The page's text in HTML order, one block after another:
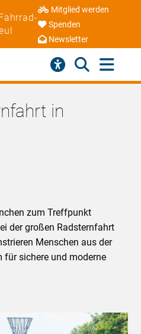
Mitglied werden
Spenden
Newsletter
in
zum Treffpunkt
der großen Radsternfahrt
Menschen aus der
für sichere und moderne